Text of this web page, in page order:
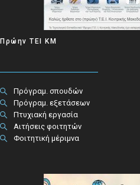
Πρώην ΤΕΙ ΚΜ
Πρόγραμ. σπουδών
Πρόγραμ. εξετάσεων
Πτυχιακή εργασία
Αιτήσεις φοιτητών
Φοιτητική μέριμνα